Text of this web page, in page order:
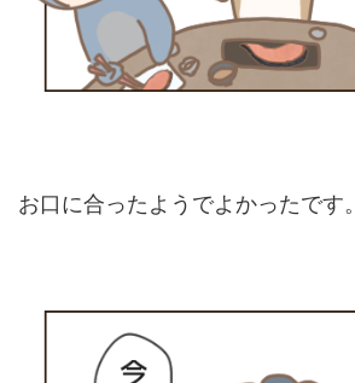
お口に合ったようでよかったです。